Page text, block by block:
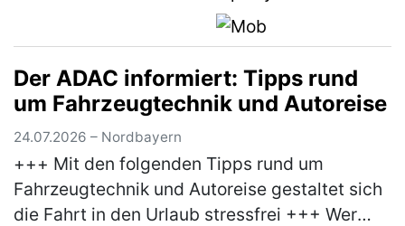
Der ADAC informiert: Tipps rund
um Fahrzeugtechnik und Autoreise
24.07.2026 – Nordbayern
+++ Mit den folgenden Tipps rund um
Fahrzeugtechnik und Autoreise gestaltet sich
die Fahrt in den Urlaub stressfrei +++ Wer